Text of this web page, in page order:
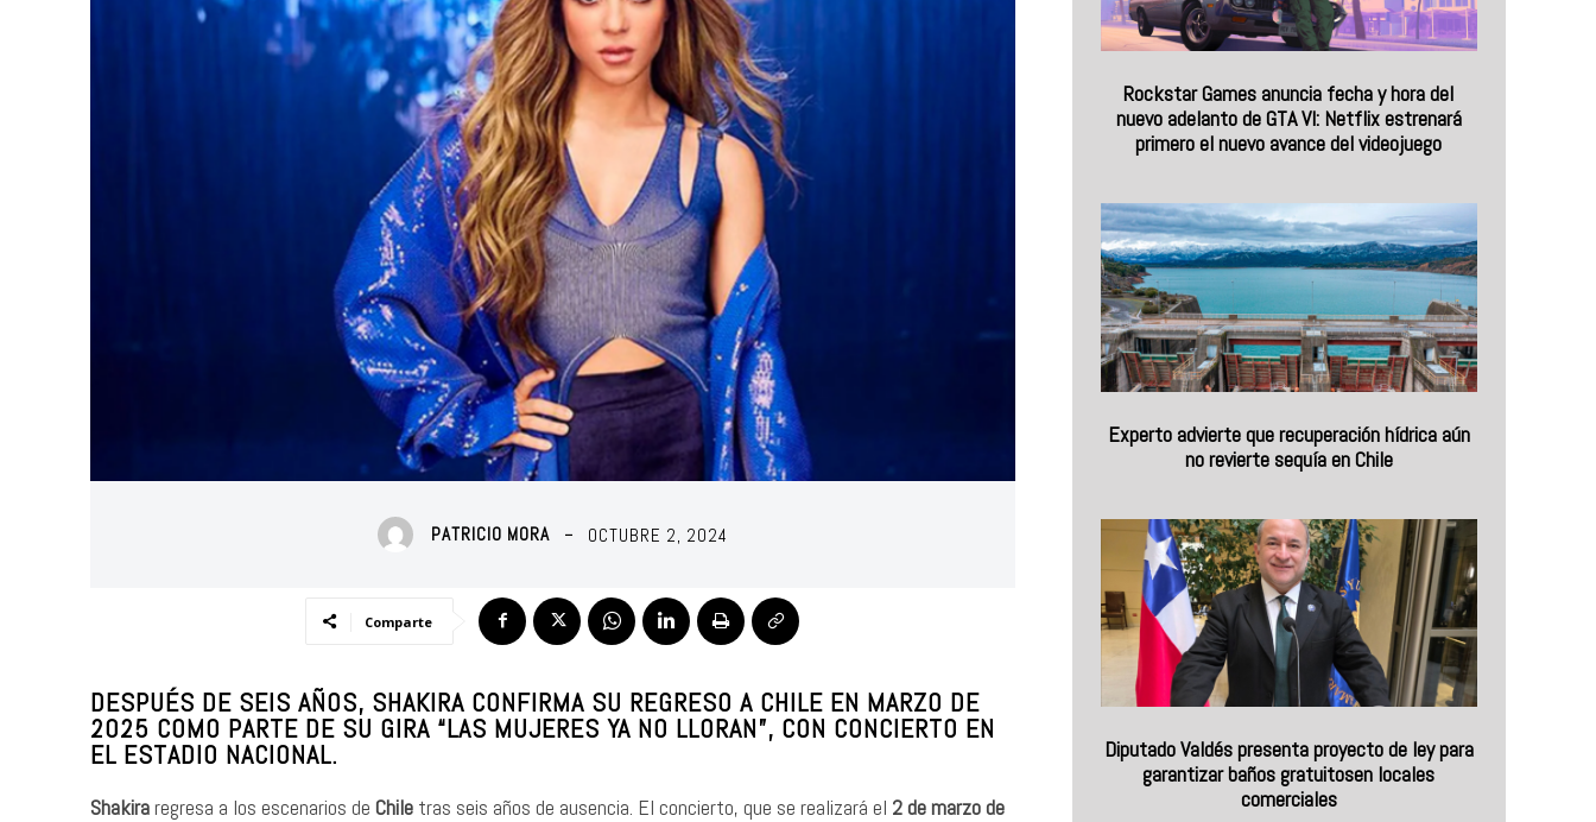
PATRICIO MORA OCTUBRE 2, 2024
Comparte
DESPUÉS DE SEIS AÑOS, SHAKIRA CONFIRMA SU REGRESO A CHILE EN MARZO DE
2025 COMO PARTE DE SU GIRA “LAS MUJERES YA NO LLORAN”, CON CONCIERTO EN
EL ESTADIO NACIONAL.
Shakiraregresa a los escenarios de Chile tras seis años de ausencia. El concierto, que se realizará el 2 de marzo de
Rockstar Games anuncia fecha y hora del
nuevo adelanto de GTA VI: Netflix estrenará
primero el nuevo avance del videojuego
Experto advierte que recuperación hídrica aún
no revierte sequía en Chile
Diputado Valdés presenta proyecto de ley para
garantizar baños gratuitosen locales
comerciales